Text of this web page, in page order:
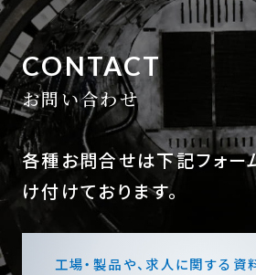
CONTACT
お問い合わせ
各種お問合せは下記フォー
け付けております。
工場・製品や、求人に関する資